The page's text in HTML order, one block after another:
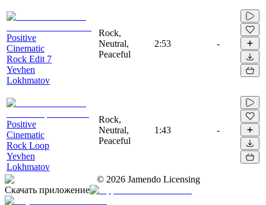
Positive
Cinematic
Rock Edit 7
Yevhen
Lokhmatov
Rock,
Neutral,
Peaceful
2:53 -
Positive
Cinematic
Rock Loop
Yevhen
Lokhmatov
Rock,
Neutral,
Peaceful
1:43 -
© 2026 Jamendo Licensing
Скачать приложение